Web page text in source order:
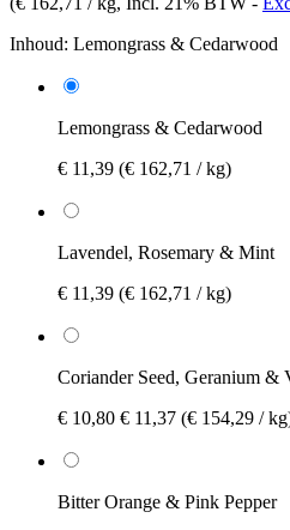
Inhoud: Lemongrass & Cedarwood
Lemongrass & Cedarwood
€ 11,39 (€ 162,71 / kg)
Lavendel, Rosemary & Mint
€ 11,39 (€ 162,71 / kg)
Coriander Seed, Geranium &
€ 10,80 € 11,37 (€ 154,29 /
Bitter Orange & Pink Pepper